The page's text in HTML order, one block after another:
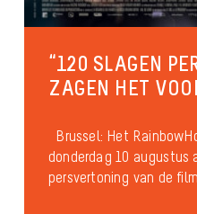
“120 SLAGEN
ZAGEN HET
Brussel: Het
donderdag 10 augustus
persvertoning van de